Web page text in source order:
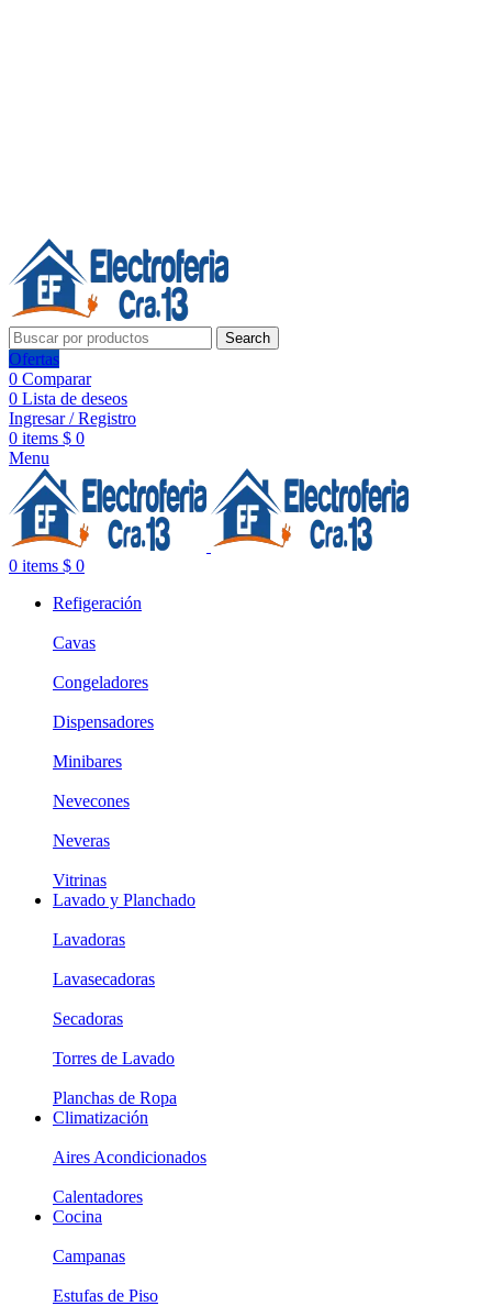
Search
Ofertas
0 Comparar
0 Lista de deseos
Ingresar / Registro
0 items $ 0
Menu
0 items $ 0
Refigeración
Cavas
Congeladores
Dispensadores
Minibares
Nevecones
Neveras
Vitrinas
Lavado y Planchado
Lavadoras
Lavasecadoras
Secadoras
Torres de Lavado
Planchas de Ropa
Climatización
Aires Acondicionados
Calentadores
Cocina
Campanas
Estufas de Piso